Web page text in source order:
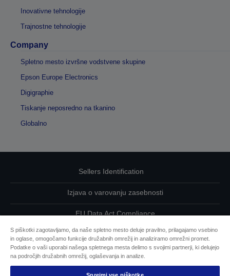
Inovativne tehnologije
Trajnostne tehnologije
Company
Spletno mesto izvršne vodstvene skupine
Epson Europe Electronics
Digigraphie
Tiskanje neposredno na tkanino
Globalno
Sellers Identification
Izjava o varovanju zasebnosti
EU Data Act Compliance
Kontaktirajte nas glede svojih podatkov
Informacije o piškotkih
S piškotki zagotavljamo, da naše spletno mesto deluje pravilno, prilagajamo vsebino
in oglase, omogočamo funkcije družabnih omrežij in analiziramo omrežni promet.
Podatke o vaši uporabi našega spletnega mesta delimo s svojimi partnerji, ki delujejo
na področjih družabnih omrežij, oglaševanja in analize.